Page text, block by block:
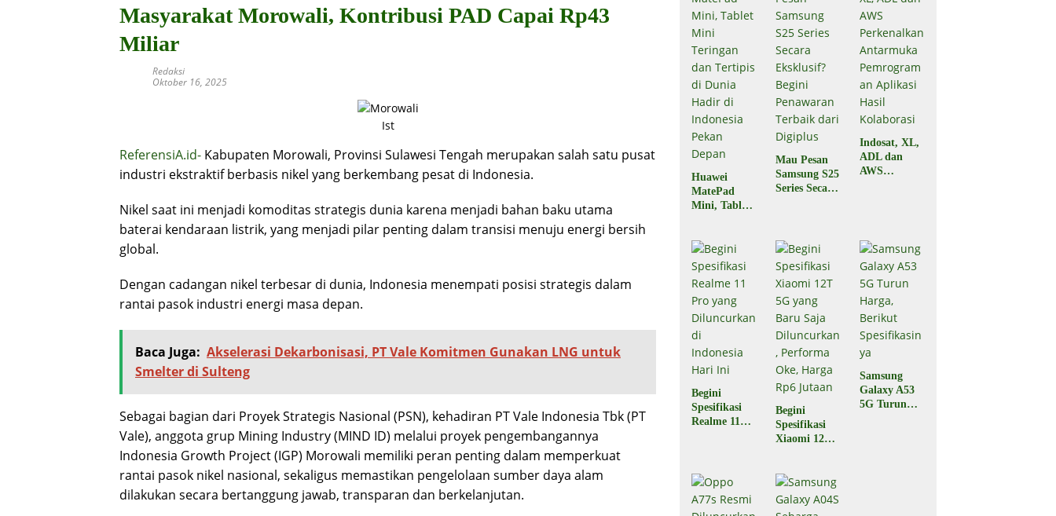
Masyarakat Morowali, Kontribusi PAD Capai Rp43
Miliar
Redaksi
Oktober 16, 2025
Ist
ReferensiA.id- Kabupaten Morowali, Provinsi Sulawesi Tengah merupakan salah satu pusat
industri ekstraktif berbasis nikel yang berkembang pesat di Indonesia.
Nikel saat ini menjadi komoditas strategis dunia karena menjadi bahan baku utama
baterai kendaraan listrik, yang menjadi pilar penting dalam transisi menuju energi bersih
global.
Dengan cadangan nikel terbesar di dunia, Indonesia menempati posisi strategis dalam
rantai pasok industri energi masa depan.
Baca Juga: Akselerasi Dekarbonisasi, PT Vale Komitmen Gunakan LNG untuk
Smelter di Sulteng
Sebagai bagian dari Proyek Strategis Nasional (PSN), kehadiran PT Vale Indonesia Tbk (PT
Vale), anggota grup Mining Industry (MIND ID) melalui proyek pengembangannya
Indonesia Growth Project (IGP) Morowali memiliki peran penting dalam memperkuat
rantai pasok nikel nasional, sekaligus memastikan pengelolaan sumber daya alam
dilakukan secara bertanggung jawab, transparan dan berkelanjutan.
Huawei
MatePad
Mini, Tablet
Tertipis di
Dunia Hadir
di Indonesia
Pekan Depan
Mau Pesan
Samsung S25
Series Secara
Terbaik dari
Digiplus
Indosat, XL,
ADL dan
AWS
Hasil
Kolaborasi
Begini
Spesifikasi
Realme 11
Hari Ini
Begini
Spesifikasi
Xiaomi 12T
Diluncurkan,
Performa
Oke, Harga
Samsung
Galaxy A53
5G Turun